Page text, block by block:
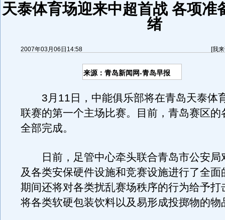
天泰体育场迎来中超首战 各项准
绪
2007年03月06日14:58 [我
来源：青岛新闻网-青岛早报
3月11日，中能俱乐部将在青岛天泰体
联赛的第一个主场比赛。目前，青岛赛区的
全部完成。
日前，足管中心牵头联合青岛市公安局
及各类安保硬件设施和竞赛设施进行了全面
期间还将对各类扰乱赛场秩序的行为给予打
将各类软硬包装饮料以及易形成投掷物的物